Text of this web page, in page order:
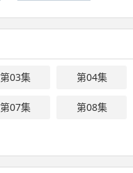
第03集 第04集
第07集 第08集